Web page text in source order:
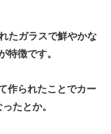
たガラスで鮮やかな
特徴です。
作られたことでカー
たとか。